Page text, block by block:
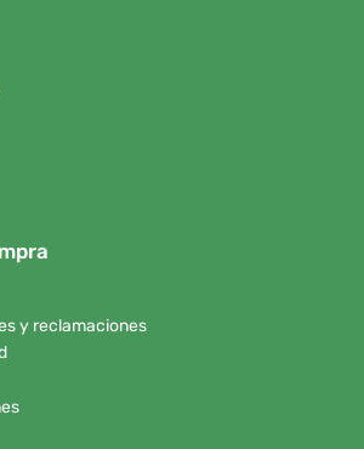
y reclamaciones